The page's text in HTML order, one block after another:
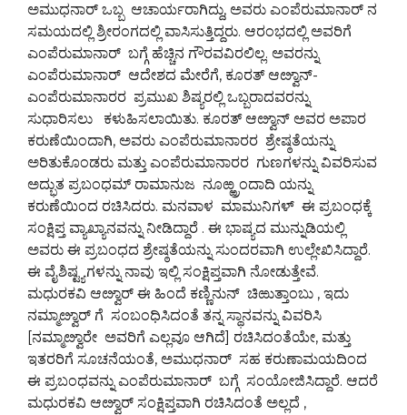
ಅಮುಧನಾರ್ ಒಬ್ಬ ಆಚಾರ್ಯರಾಗಿದ್ದು, ಅವರು ಎಂಪೆರುಮಾನಾರ್ ನ
ಸಮಯದಲ್ಲಿ ಶ್ರೀರಂಗದಲ್ಲಿ ವಾಸಿಸುತ್ತಿದ್ದರು. ಆರಂಭದಲ್ಲಿ ಅವರಿಗೆ
ಎಂಪೆರುಮಾನಾರ್ ಬಗ್ಗೆ ಹೆಚ್ಚಿನ ಗೌರವವಿರಲಿಲ್ಲ. ಅವರನ್ನು
ಎಂಪೆರುಮಾನಾರ್ ಆದೇಶದ ಮೇರೆಗೆ, ಕೂರತ್ ಆೞ್ವಾನ್-
ಎಂಪೆರುಮಾನಾರರ ಪ್ರಮುಖ ಶಿಷ್ಯರಲ್ಲಿ ಒಬ್ಬರಾದವರನ್ನು
ಸುಧಾರಿಸಲು ಕಳುಹಿಸಲಾಯಿತು. ಕೂರತ್ ಆೞ್ವಾನ್ ಅವರ ಅಪಾರ
ಕರುಣೆಯಿಂದಾಗಿ, ಅವರು ಎಂಪೆರುಮಾನಾರರ ಶ್ರೇಷ್ಠತೆಯನ್ನು
ಅರಿತುಕೊಂಡರು ಮತ್ತು ಎಂಪೆರುಮಾನಾರರ ಗುಣಗಳನ್ನು ವಿವರಿಸುವ
ಅದ್ಭುತ ಪ್ರಬಂಧಮ್ ರಾಮಾನುಜ ನೂಱ್ಱ್ರಂದಾದಿ ಯನ್ನು
ಕರುಣೆಯಿಂದ ರಚಿಸಿದರು. ಮನವಾಳ ಮಾಮುನಿಗಳ್ ಈ ಪ್ರಬಂಧಕ್ಕೆ
ಸಂಕ್ಷಿಪ್ತ ವ್ಯಾಖ್ಯಾನವನ್ನು ನೀಡಿದ್ದಾರೆ . ಈ ಭಾಷ್ಯದ ಮುನ್ನುಡಿಯಲ್ಲಿ
ಅವರು ಈ ಪ್ರಬಂಧದ ಶ್ರೇಷ್ಠತೆಯನ್ನು ಸುಂದರವಾಗಿ ಉಲ್ಲೇಖಿಸಿದ್ದಾರೆ.
ಈ ವೈಶಿಷ್ಟ್ಯಗಳನ್ನು ನಾವು ಇಲ್ಲಿ ಸಂಕ್ಷಿಪ್ತವಾಗಿ ನೋಡುತ್ತೇವೆ.
ಮಧುರಕವಿ ಆೞ್ವಾರ್ ಈ ಹಿಂದೆ ಕಣ್ಣಿನುನ್ ಚಿಱುತ್ತಾಂಬು , ಇದು
ನಮ್ಮಾೞ್ವಾರ್ ಗೆ ಸಂಬಂಧಿಸಿದಂತೆ ತನ್ನ ಸ್ಥಾನವನ್ನು ವಿವರಿಸಿ
[ನಮ್ಮಾೞ್ವಾರೇ ಅವರಿಗೆ ಎಲ್ಲವೂ ಆಗಿದೆ] ರಚಿಸಿದಂತೆಯೇ, ಮತ್ತು
ಇತರರಿಗೆ ಸೂಚನೆಯಂತೆ, ಅಮುಧನಾರ್ ಸಹ ಕರುಣಾಮಯದಿಂದ
ಈ ಪ್ರಬಂಧವನ್ನು ಎಂಪೆರುಮಾನಾರ್ ಬಗ್ಗೆ ಸಂಯೋಜಿಸಿದ್ದಾರೆ. ಆದರೆ
ಮಧುರಕವಿ ಆೞ್ವಾರ್ ಸಂಕ್ಷಿಪ್ತವಾಗಿ ರಚಿಸಿದಂತೆ ಅಲ್ಲದೆ ,